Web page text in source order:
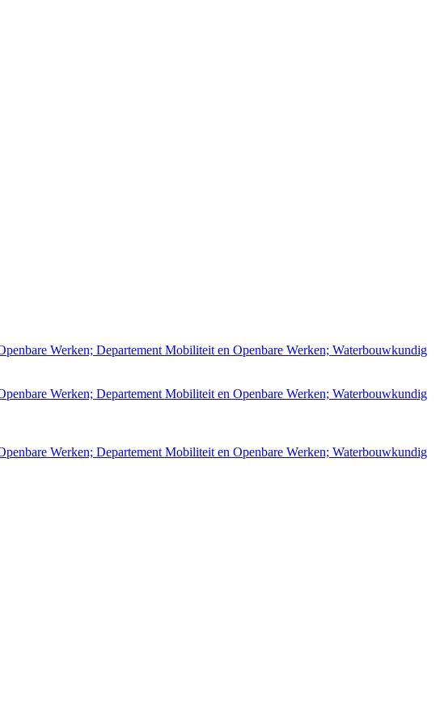
Werken; Departement Mobiliteit en Openbare Werken; Waterbouwkundig
Werken; Departement Mobiliteit en Openbare Werken; Waterbouwkundig
Werken; Departement Mobiliteit en Openbare Werken; Waterbouwkundig